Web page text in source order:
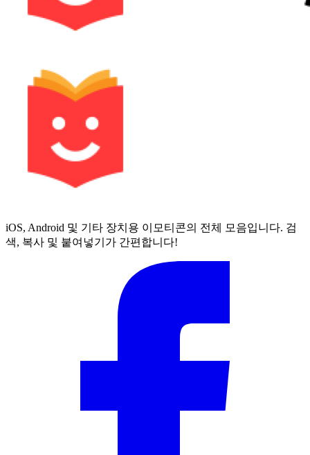
iOS, Android 및 기타 장치용 이모티콘의 전체 모음입니다. 검
색, 복사 및 붙여넣기가 간편합니다!